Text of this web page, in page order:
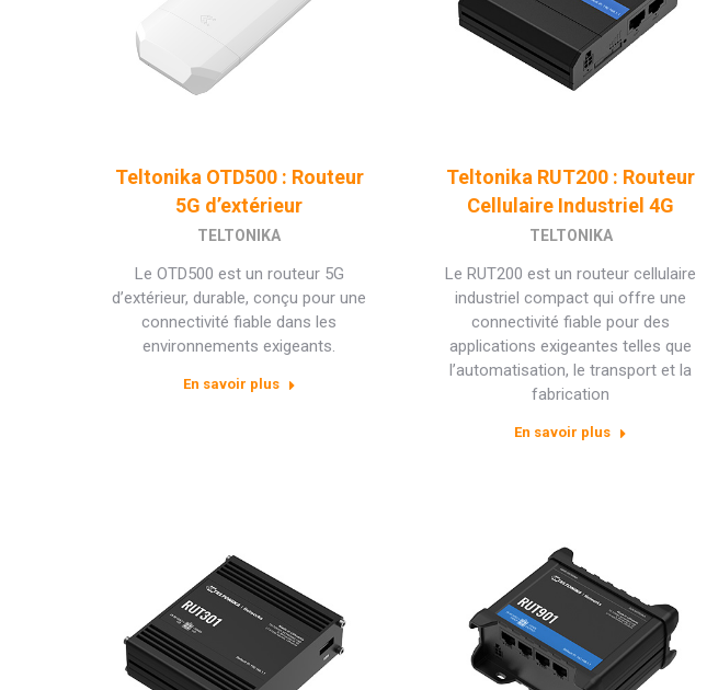
Teltonika OTD500 : Routeur
5G d’extérieur
TELTONIKA
Le OTD500 est un routeur 5G
d’extérieur, durable, conçu pour une
connectivité fiable dans les
environnements exigeants.
En savoir plus
Teltonika RUT200 : Routeur
Cellulaire Industriel 4G
TELTONIKA
Le RUT200 est un routeur cellulaire
industriel compact qui offre une
connectivité fiable pour des
applications exigeantes telles que
l’automatisation, le transport et la
fabrication
En savoir plus